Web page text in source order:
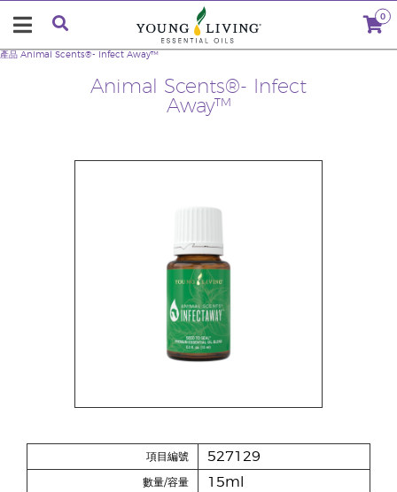
0
Animal Scents®- Infect
Away™
產品 Animal Scents®- Infect Away™
項目編號 527129
數量/容量 15ml